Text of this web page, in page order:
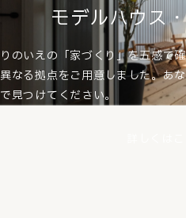
モデルハウス
りのいえの「家づくり」を五感で
異なる拠点をご用意しました。あ
で見つけてください。